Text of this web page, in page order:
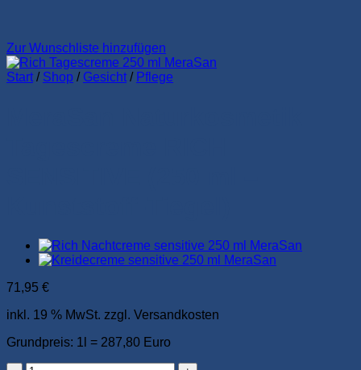
Zur Wunschliste hinzufügen
Start / Shop / Gesicht / Pflege
71,95 €
inkl. 19 % MwSt. zzgl. Versandkosten
Grundpreis: 1l = 287,80 Euro